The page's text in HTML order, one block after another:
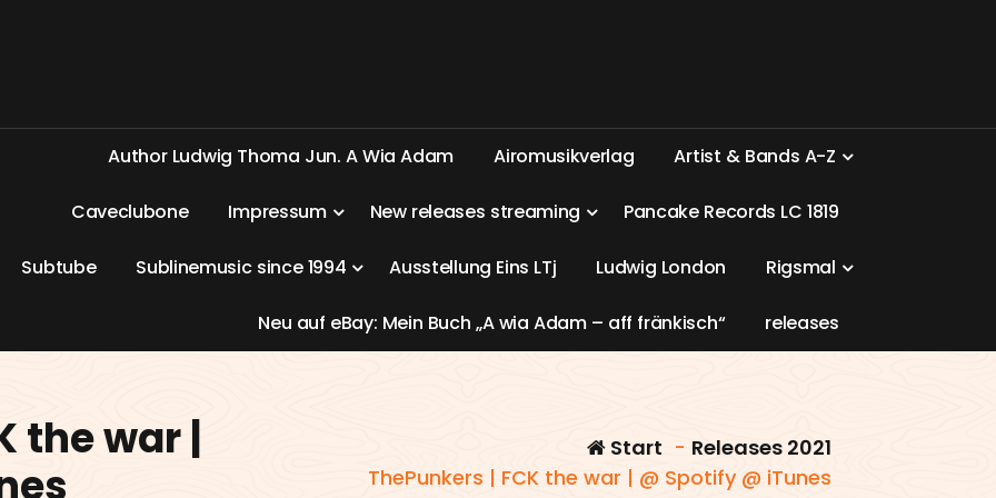
Author Ludwig Thoma Jun. AWia Adam Airomusikverlag Artist & Bands A-Z
Caveclubone Impressum New releases streaming Pancake Records LC 1819
Subtube Sublinemusic since1994 Ausstellung Eins LTj Ludwig London Rigsmal
Neu auf eBay: Mein Buch „Awia Adam – aff fränkisch“ releases
the war |
Start - Releases 2021
ThePunkers | FCK the war | @ Spotify @ iTunes